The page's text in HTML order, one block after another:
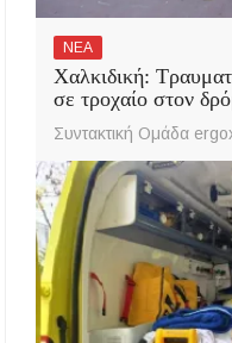
ΝΕΑ
Χαλκιδική:
σε τροχαίο στον
Συντακτική Ομάδα